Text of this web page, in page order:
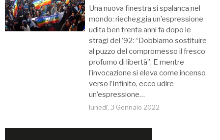
Una nuova finestra si spalanca nel
mondo: riecheggia un’espressione
udita ben trenta anni fa dopo le
stragi del ’92: “Dobbiamo sostituire
al puzzo del compromesso il fresco
profumo di libertà”. E mentre
l’invocazione si eleva come incenso
verso l’Infinito, ecco udire
un’espressione…
lunedì, 3 Gennaio 2022